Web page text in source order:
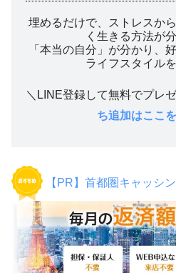
埋めるだけで、ストレスか
く生きる方法が
「本当の自分」が分かり、
ライフスタイル
＼LINE登録して無料でプレ
ち追加はここ
【PR】首都圏キャッシ